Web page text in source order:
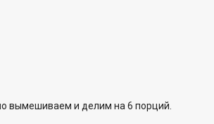
вымешиваем и делим на 6 порций.